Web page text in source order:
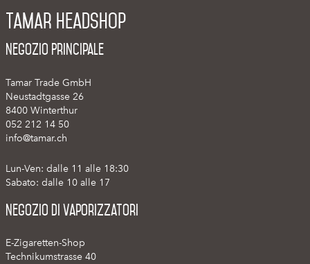
Tamar Headshop
Negozio Principale
Tamar Trade GmbH
Neustadtgasse 26
8400 Winterthur
052 212 14 50
info@tamar.ch
Lun-Ven: dalle 11 alle 18:30
Sabato: dalle 10 alle 17
Negozio di vaporizzatori
E-Zigaretten-Shop
Technikumstrasse 40